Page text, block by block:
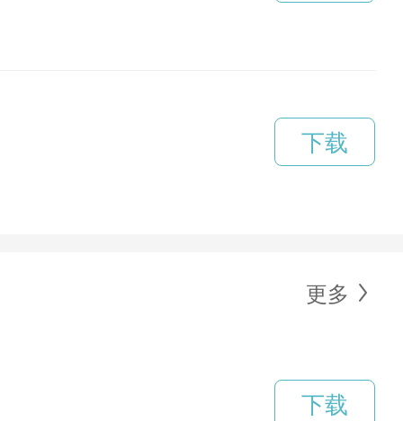
下载
更多
下载